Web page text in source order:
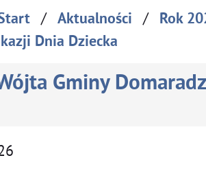
/ Aktualności / Rok
Dnia Dziecka
Gminy